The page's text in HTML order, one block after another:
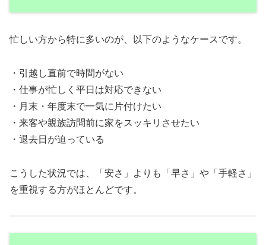
忙しい方から特に多いのが、以下のようなケースです。
・引越し直前で時間がない
・仕事が忙しく平日は対応できない
・月末・年度末で一気に片付けたい
・来客や親族訪問前に家をスッキリさせたい
・退去日が迫っている
こうした状況では、「安さ」よりも「早さ」や「手軽さ」
を重視する方がほとんどです。